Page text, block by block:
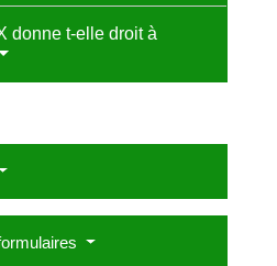
donne t-elle droit à